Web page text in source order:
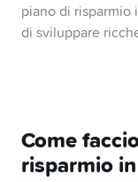
piano di risparmio
di sviluppare
Come
risparmio